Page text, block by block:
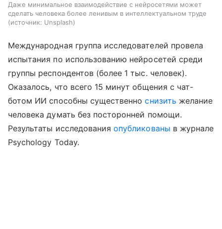
Даже минимальное взаимодействие с нейросетями может
сделать человека более ленивым в интеллектуальном труде
источник: Unsplash
Международная группа исследователей провела
испытания по использованию нейросетей среди
группы респондентов (более 1 тыс. человек).
Оказалось, что всего 15 минут общения с чат-
ботом ИИ способны существенноснизить желание
человека думать без посторонней помощи.
Результаты исследованияопубликованы в журнале
Psychology Today.